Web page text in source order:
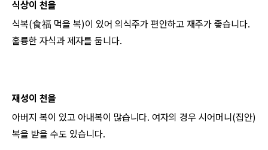
식상이 천을
식복(食福 먹을 복)이 있어 의식주가 편안하고 재주가 좋습니다.
훌륭한 자식과 제자를 둡니다.
재성이 천을
아버지 복이 있고 아내복이 많습니다. 여자의 경우 시어머니(집안)
복을 받을 수도 있습니다.